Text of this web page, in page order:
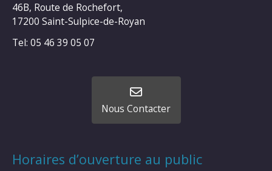
46B, Route de Rochefort,
17200 Saint-Sulpice-de-Royan
Tel: 05 46 39 05 07
Nous Contacter
Horaires d’ouverture au public